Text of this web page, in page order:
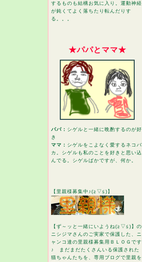
するものも結構お気に入り。運動神経
が鈍くてよく落ちたり転んだりす
る。。。
★パパとママ★
パパ： シゲルと一緒に晩酌するのが好
き
ママ： シゲルをこよなく愛するネコバ
カ。シゲルも私のことを好きと思い込
んでる。シゲルばかですが、何か。
【里親様募集中♪(≧▽≦)】
【ず～ッと一緒にいようね(≧▽≦)】の
ニシジマさんのご実家で保護した、ニ
ャンコ達の里親様募集用ＢＬＯＧです
♪ まだまだたくさんいる保護された
猫ちゃんたちを、専用ブログで里親を